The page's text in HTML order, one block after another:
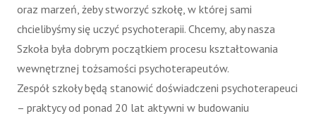
oraz marzeń, żeby stworzyć szkołę, w której sami
chcielibyśmy się uczyć psychoterapii. Chcemy, aby nasza
Szkoła była dobrym początkiem procesu kształtowania
wewnętrznej tożsamości psychoterapeutów.
Zespół szkoły będą stanowić doświadczeni psychoterapeuci
– praktycy od ponad 20 lat aktywni w budowaniu